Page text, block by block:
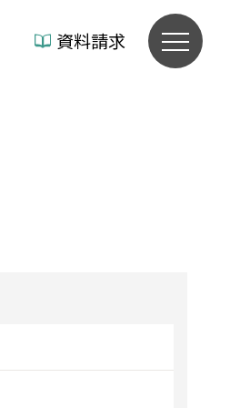
資料請求